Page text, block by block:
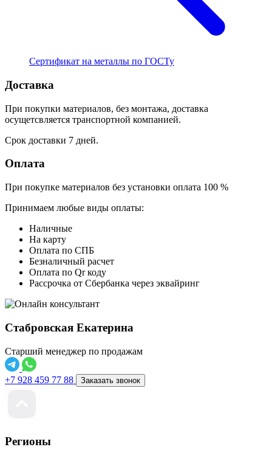
Сертификат на металлы по ГОСТу
Доставка
При покупки материалов, без монтажа, доставка
осущетсвляется транспортной компанией.
Срок доставки 7 дней.
Оплата
При покупке материалов без установки оплата 100 %
Принимаем любые виды оплаты:
Наличные
На карту
Оплата по СПБ
Безналичный расчет
Оплата по Qr коду
Рассрочка от Сбербанка через эквайринг
Стабровская Екатерина
Старший менеджер по продажам
+7 928 459 77 88 Заказать звонок
Регионы